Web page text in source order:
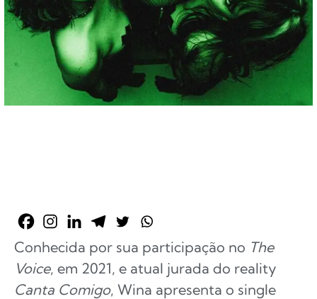
Conhecida por sua participação no The
Voice, em 2021, e atual jurada do reality
Canta Comigo, Wina apresenta o single